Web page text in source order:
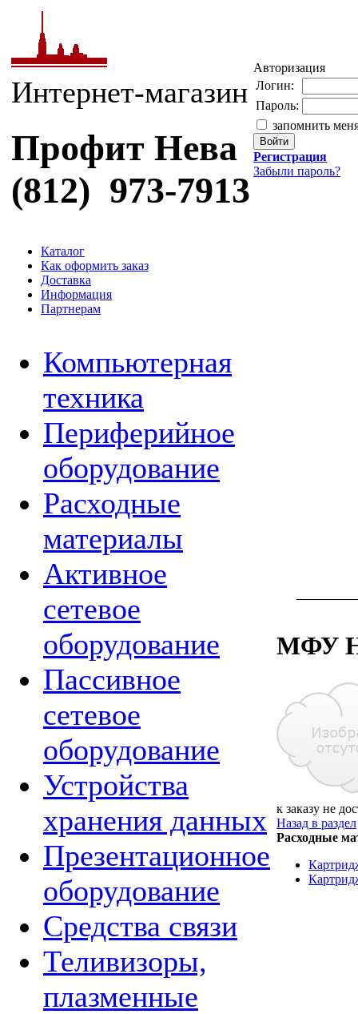
Интернет-магазин
Профит Нева
(812) 973-7913
Авторизация
Логин:
Пароль:
запомнить
Регистрация
Забыли пароль?
Каталог
Как оформить заказ
Доставка
Информация
Партнерам
Компьютерная
техника
Периферийное
оборудование
Расходные
материалы
Активное
сетевое
оборудование
Пассивное
сетевое
оборудование
Устройства
хранения данных
Презентационное
оборудование
Средства связи
Теливизоры,
плазменные
МФУ
к заказу не
Назад в раздел
Расходные